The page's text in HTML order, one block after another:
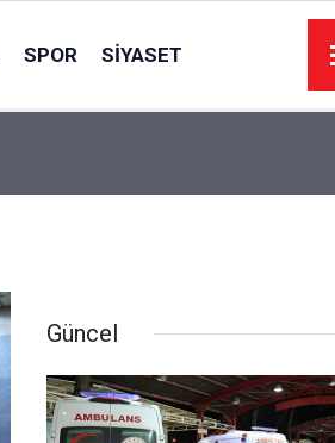
SPOR SIYASET
Güncel